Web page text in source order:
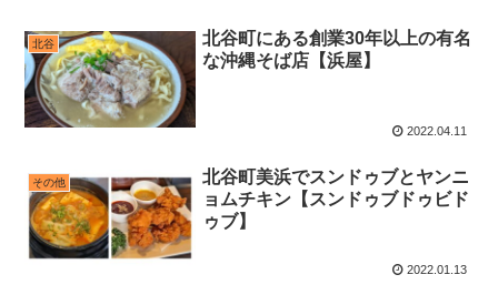
北谷
北谷町にある創業30年以上の有名
な沖縄そば店【浜屋】
2022.04.11
その他
北谷町美浜でスンドゥブとヤンニ
ョムチキン【スンドゥブドゥビド
ゥブ】
2022.01.13